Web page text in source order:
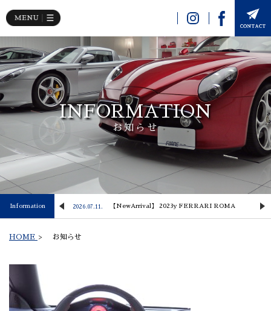
INFORMATION
お知らせ
Information
Lusso 2026.07.11. 【NewArrival】 2023y FERRARI ROMA
HOME > お知らせ